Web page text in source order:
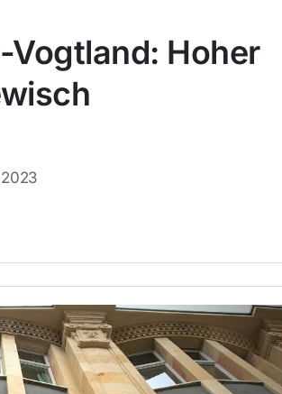
Vogtland: Hoher